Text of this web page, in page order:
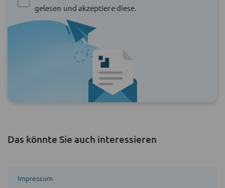
gelesen und akzeptiere diese.
Das könnte Sie auch interessieren
Impressum